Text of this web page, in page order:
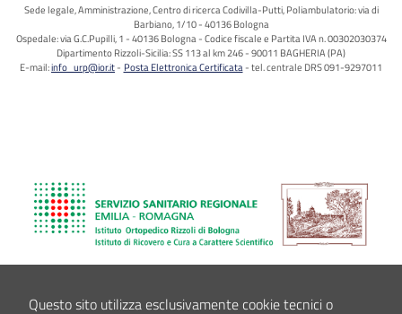
Sede legale, Amministrazione, Centro di ricerca Codivilla-Putti, Poliambulatorio: via di
Barbiano, 1/10 - 40136 Bologna
Ospedale: via G.C.Pupilli, 1 - 40136 Bologna - Codice fiscale e Partita IVA n. 00302030374
Dipartimento Rizzoli-Sicilia: SS 113 al km 246 - 90011 BAGHERIA (PA)
E-mail:info_urp@ior.it Posta Elettronica Certificata tel. centrale DRS 091-9297011
Questo sito utilizza esclusivamente cookie tecnici o